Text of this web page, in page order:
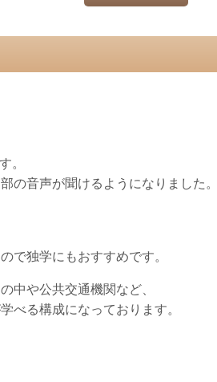
。
の音声が聞けるようになりました。
で独学にもおすすめです。
中や公共交通機関など、
べる構成になっております。